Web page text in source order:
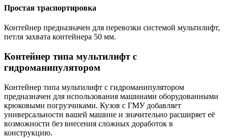
Простая траспортировка
Контейнер предназначен для перевозки системой мультилифт,
петля захвата контейнера 50 мм.
Контейнер типа мультилифт с
гидроманипулятором
Контейнер типа мультилифт с гидроманипулятором
предназначен для использования машинами оборудованными
крюковыми погрузчиками. Кузов с ГМУ добавляет
универсальности вашей машине и значительно расширяет её
возможности без внесения сложных доработок в
конструкцию.